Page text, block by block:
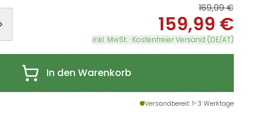
169,99 €
159,99 €
inkl. MwSt. · Kostenfreier Versand (DE/AT)
In den Warenkorb
Versandbereit: 1-3 Werktage